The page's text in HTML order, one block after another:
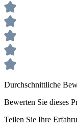
Durchschnittliche
Bewerten Sie dieses
Teilen Sie Ihre